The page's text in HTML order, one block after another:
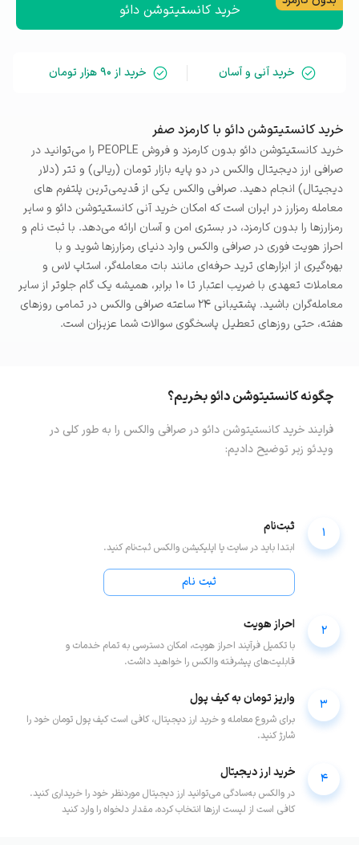
خرید کانستیتوشن دائو
خرید آنی و آسان خرید از ۹۰ هزار تومان
خرید کانستیتوشن دائو با کارمزد صفر
خرید کانستیتوشن دائو بدون کارمزد و فروش PEOPLE را می‌توانید در
صرافی ارز دیجیتال والکس در دو پایه بازار تومان (ریالی) و تتر (دلار
دیجیتال) انجام دهید. صرافی والکس یکی از قدیمی‌ترین پلتفرم های
معامله رمزارز در ایران است که امکان خرید آنی کانستیتوشن دائو و سایر
رمزارزها را بدون کارمزد، در بستری امن و آسان ارائه می‌دهد. با ثبت نام و
احراز هویت فوری در صرافی والکس وارد دنیای رمزارزها شوید و با
بهره‌گیری از ابزارهای ترید حرفه‌ای مانند بات معامله‌گر، استاپ لاس و
معاملات تعهدی با ضریب اعتبار تا ۱۰ برابر، همیشه یک گام جلوتر از سایر
معامله‌گران باشید. پشتیبانی ۲۴ ساعته صرافی والکس در تمامی روزهای
هفته، حتی روزهای تعطیل پاسخگوی سوالات شما عزیزان است.
چگونهکانستیتوشن دائوبخریم؟
فرایند خریدکانستیتوشن دائو در صرافی والکس را به طور کلی در
ویدئو زیر توضیح دادیم:
1 ثبت‌نام
ابتدا باید در سایت یا اپلیکیشن والکس ثبت‌نام کنید.
ثبت نام
2 احراز هویت
با تکمیل فرآیند احراز هویت، امکان دسترسی به تمام خدمات و
قابلیت‌های پیشرفته والکس را خواهید داشت.
3 واریز تومان به کیف پول
برای شروع معامله و خرید ارز دیجیتال، کافی است کیف پول تومان خود را
شارژ کنید.
4 خرید ارز دیجیتال
در والکس به‌سادگی می‌توانید ارز دیجیتال موردنظر خود را خریداری کنید.
کافی است از لیست ارزها انتخاب کرده، مقدار دلخواه را وارد کنید